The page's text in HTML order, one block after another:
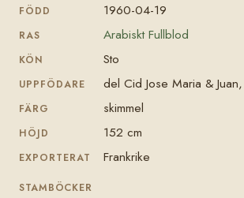
FÖDD 1960-04-19
RAS Arabiskt Fullblod
KÖN Sto
UPPFÖDARE del Cid Jose Maria &
FÄRG skimmel
HÖJD 152 cm
EXPORTERAT Frankrike
STAMBÖCKER